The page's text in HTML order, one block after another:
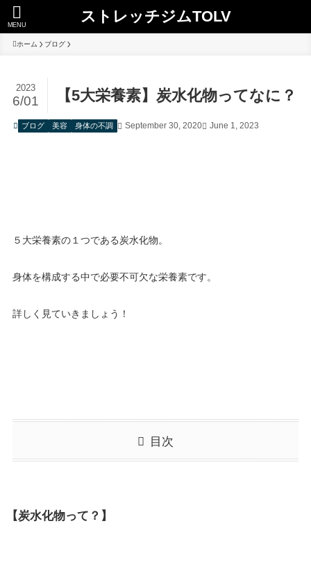
ストレッチジムTOLV
MENU
ホーム ブログ
【5大栄養素】炭水化物ってなに？
2023
6/01
ブログ 美容 身体の不調 September 30, 2020 June 1, 2023
５大栄養素の１つである炭水化物。
身体を構成する中で必要不可欠な栄養素です。
詳しく見ていきましょう！
目次
【炭水化物って？】